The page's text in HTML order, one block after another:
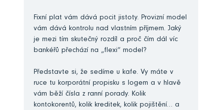
Fixní plat vám dává pocit jistoty. Provizní model
vám dává kontrolu nad vlastním příjmem. Jaký
je mezi tím skutečný rozdíl a proč čím dál víc
bankéřů přechází na „flexi“ model?
Představte si, že sedíme u kafe. Vy máte v
ruce tu korporátní propisku s logem a v hlavě
vám běží čísla z ranní porady. Kolik
kontokorentů, kolik kreditek, kolik pojištění… a